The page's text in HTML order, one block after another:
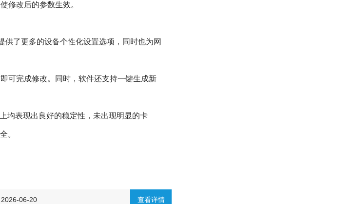
修改后的参数生效。
了更多的设备个性化设置选项，同时也为网
可完成修改。同时，软件还支持一键生成新
均表现出良好的稳定性，未出现明显的卡
。
查看详情
2026-06-20